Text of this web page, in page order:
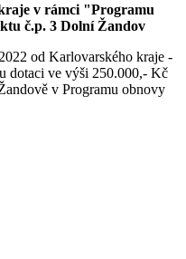
v rámci "Programu
č.p. 3 Dolní Žandov
od Karlovarského kraje -
dotaci ve výši 250.000,- Kč
v Programu obnovy